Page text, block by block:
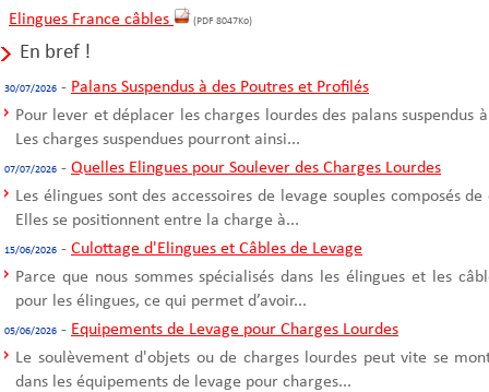
Elingues France câbles (PDF 8047Ko)
En bref !
30/07/2026 - Palans Suspendus à des Poutres et Profilés
Pour lever et déplacer les charges lourdes des palans suspendus
Les charges suspendues pourront ainsi...
07/07/2026 - Quelles Elingues pour Soulever des Charges Lourdes
Les élingues sont des accessoires de levage souples composés
Elles se positionnent entre la charge à...
15/06/2026 - Culottage d'Elingues et Câbles de Levage
Parce que nous sommes spécialisés dans les élingues et les
pour les élingues, ce qui permet d’avoir...
05/06/2026 - Equipements de Levage pour Charges Lourdes
Le soulèvement d'objets ou de charges lourdes peut vite se
dans les équipements de levage pour charges...